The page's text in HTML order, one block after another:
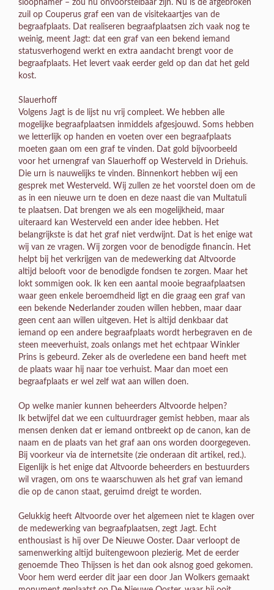
sloophamer – zou nu onvoorstelbaar zijn. Nu is de afgebroken
zuil op Couperus graf een van de visitekaartjes van de
begraafplaats. Dat realiseren begraafplaatsen zich vaak nog te
weinig, meent Jagt: dat een graf van een bekend iemand
statusverhogend werkt en extra aandacht brengt voor de
begraafplaats. Het levert vaak eerder geld op dan dat het geld
kost.
Slauerhoff
Volgens Jagt is de lijst nu vrij compleet. We hebben alle
mogelijke begraafplaatsen inmiddels afgesjouwd. Soms hebben
we letterlijk op handen en voeten over een begraafplaats
moeten gaan om een graf te vinden. Dat gold bijvoorbeeld
voor het urnengraf van Slauerhoff op Westerveld in Driehuis.
Die urn is nauwelijks te vinden. Binnenkort hebben wij een
gesprek met Westerveld. Wij zullen ze het voorstel doen om de
as in een nieuwe urn te doen en deze naast die van Multatuli
te plaatsen. Dat brengen we als een mogelijkheid, maar
uiteraard kan Westerveld een ander idee hebben. Het
belangrijkste is dat het graf niet verdwijnt. Dat is het enige wat
wij van ze vragen. Wij zorgen voor de benodigde financin. Het
helpt bij het verkrijgen van de medewerking dat Altvoorde
altijd belooft voor de benodigde fondsen te zorgen. Maar het
lokt sommigen ook. Ik ken een aantal mooie begraafplaatsen
waar geen enkele beroemdheid ligt en die graag een graf van
een bekende Nederlander zouden willen hebben, maar daar
geen cent aan willen uitgeven. Het is altijd denkbaar dat
iemand op een andere begraafplaats wordt herbegraven en de
steen meeverhuist, zoals onlangs met het echtpaar Winkler
Prins is gebeurd. Zeker als de overledene een band heeft met
de plaats waar hij naar toe verhuist. Maar dan moet een
begraafplaats er wel zelf wat aan willen doen.
Op welke manier kunnen beheerders Altvoorde helpen?
Ik betwijfel dat we een cultuurdrager gemist hebben, maar als
mensen denken dat er iemand ontbreekt op de canon, kan de
naam en de plaats van het graf aan ons worden doorgegeven.
Bij voorkeur via de internetsite (zie onderaan dit artikel, red.).
Eigenlijk is het enige dat Altvoorde beheerders en bestuurders
wil vragen, om ons te waarschuwen als het graf van iemand
die op de canon staat, geruimd dreigt te worden.
Gelukkig heeft Altvoorde over het algemeen niet te klagen over
de medewerking van begraafplaatsen, zegt Jagt. Echt
enthousiast is hij over De Nieuwe Ooster. Daar verloopt de
samenwerking altijd buitengewoon plezierig. Met de eerder
genoemde Theo Thijssen is het dan ook alsnog goed gekomen.
Voor hem werd eerder dit jaar een door Jan Wolkers gemaakt